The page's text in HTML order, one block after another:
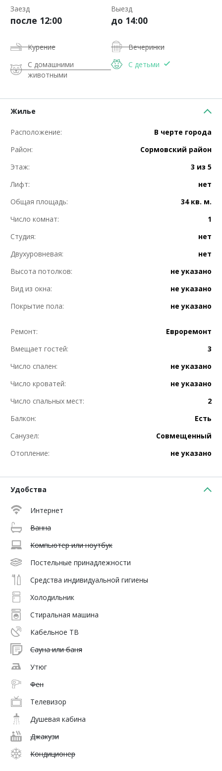
Заезд
после 12:00
Выезд
до 14:00
Курение
Вечеринки
С домашними
животными
С детьми
Жилье
Расположение:
В черте города
Район:
Сормовский район
Этаж:
3 из 5
Лифт:
нет
Общая площадь:
34 кв. м.
Число комнат:
1
Студия:
нет
Двухуровневая:
нет
Высота потолков:
не указано
Вид из окна:
не указано
Покрытие пола:
не указано
Ремонт:
Евроремонт
Вмещает гостей:
3
Число спален:
не указано
Число кроватей:
не указано
Число спальных мест:
2
Балкон:
Есть
Санузел:
Совмещенный
Отопление:
не указано
Удобства
Интернет
Ванна
Компьютер или ноутбук
Постельные принадлежности
Средства индивидуальной гигиены
Холодильник
Стиральная машина
Кабельное ТВ
Сауна или баня
Утюг
Фен
Телевизор
Душевая кабина
Джакузи
Кондиционер